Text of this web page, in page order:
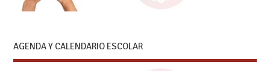
AGENDA Y CALENDARIO ESCOLAR